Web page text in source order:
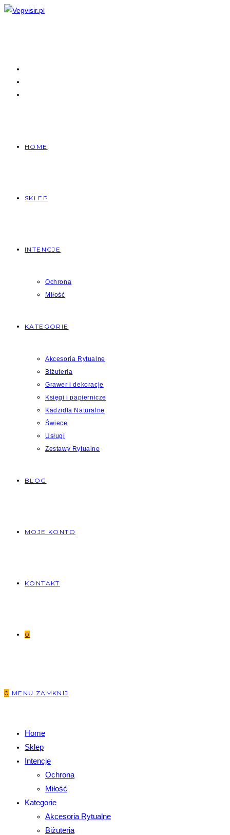
Skip
HOME
SKLEP
INTENCJE
Ochrona
Miłość
KATEGORIE
Akcesoria Rytualne
Biżuteria
Grawer i dekoracje
Księgi i papiernicze
Kadzidła Naturalne
Świece
Usługi
Zestawy Rytualne
BLOG
MOJE KONTO
KONTAKT
0
0 MENU ZAMKNIJ
Home
Sklep
Intencje
Ochrona
Miłość
Kategorie
Akcesoria Rytualne
Biżuteria